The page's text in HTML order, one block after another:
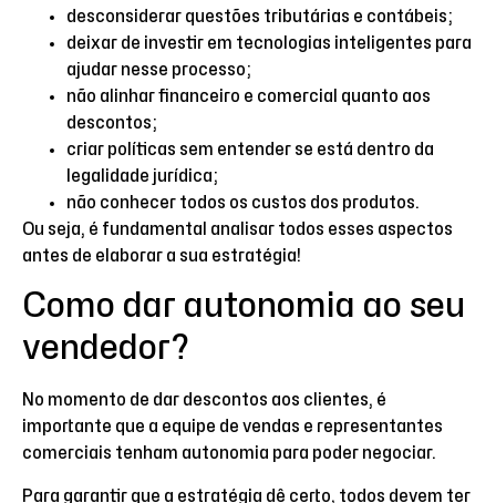
desconsiderar questões tributárias e contábeis;
deixar de investir em tecnologias inteligentes para
ajudar nesse processo;
não alinhar financeiro e comercial quanto aos
descontos;
criar políticas sem entender se está dentro da
legalidade jurídica;
não conhecer todos os custos dos produtos.
Ou seja, é fundamental analisar todos esses aspectos
antes de elaborar a sua estratégia!
Como dar autonomia ao seu
vendedor?
No momento de dar descontos aos clientes, é
importante que a equipe de vendas e representantes
comerciais tenham autonomia para poder negociar.
Para garantir que a estratégia dê certo, todos devem ter